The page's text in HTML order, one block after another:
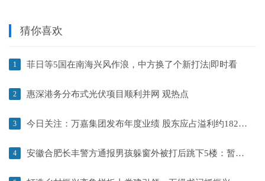
猜你喜欢
1 菲日等5国在南海兴风作浪，中方换了个新打法|即时看
2 惠深港务分布式光伏项目顺利并网 观热点
3 今日关注：万嘉集团发布年度业绩 股东应占溢利约182万港元同比扭亏为盈
4 安徽合肥长丰警方通报男孩躲窗外被打后跳下5楼：暂无生命危险_世界即时看